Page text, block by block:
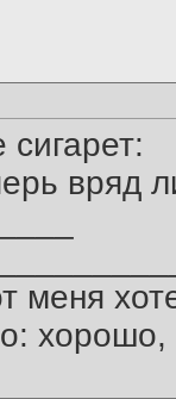
вряд
меня